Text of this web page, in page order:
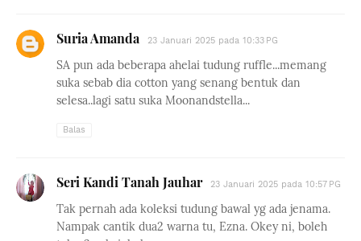
Suria Amanda 23 Januari 2025 pada 10:33 PG
SA pun ada beberapa ahelai tudung ruffle...memang
suka sebab dia cotton yang senang bentuk dan
selesa..lagi satu suka Moonandstella...
Balas
Seri Kandi Tanah Jauhar 23 Januari 2025 pada 10:57 PG
Tak pernah ada koleksi tudung bawal yg ada jenama.
Nampak cantik dua2 warna tu, Ezna. Okey ni, boleh